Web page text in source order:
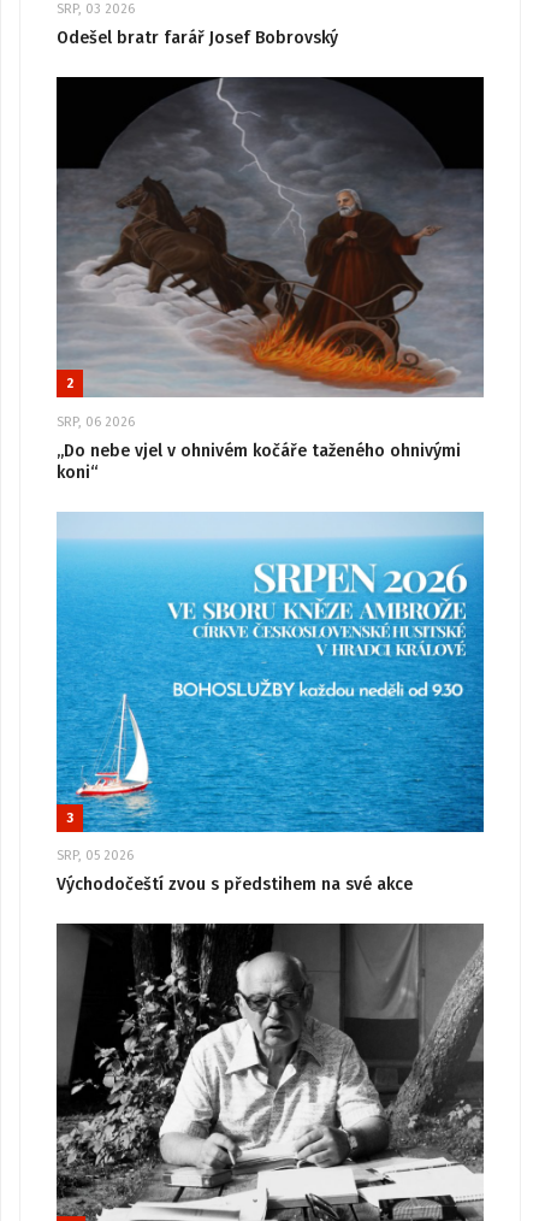
SRP, 03 2026
Odešel bratr farář Josef Bobrovský
2
SRP, 06 2026
„Do nebe vjel v ohnivém kočáře taženého ohnivými
koni“
3
SRP, 05 2026
Východočeští zvou s předstihem na své akce